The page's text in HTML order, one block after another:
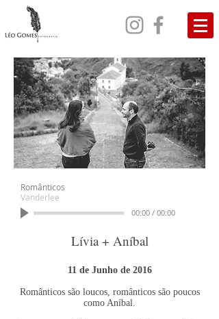
Românticos
Vanderlee
00:00 / 00:00
Lívia + Aníbal
11 de Junho de 2016
Românticos são loucos, românticos são poucos
como Aníbal.